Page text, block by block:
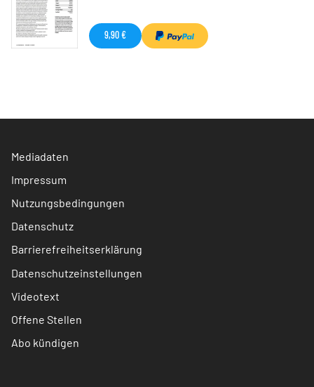
9,90 €
Mediadaten
Impressum
Nutzungsbedingungen
Datenschutz
Barrierefreiheitserklärung
Datenschutzeinstellungen
Videotext
Offene Stellen
Abo kündigen